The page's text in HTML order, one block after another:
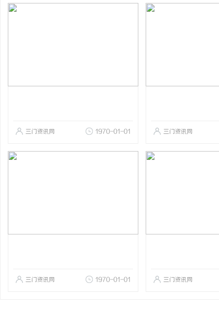
三门资讯网 1970-01-01 三门资讯网
三门资讯网 1970-01-01 三门资讯网